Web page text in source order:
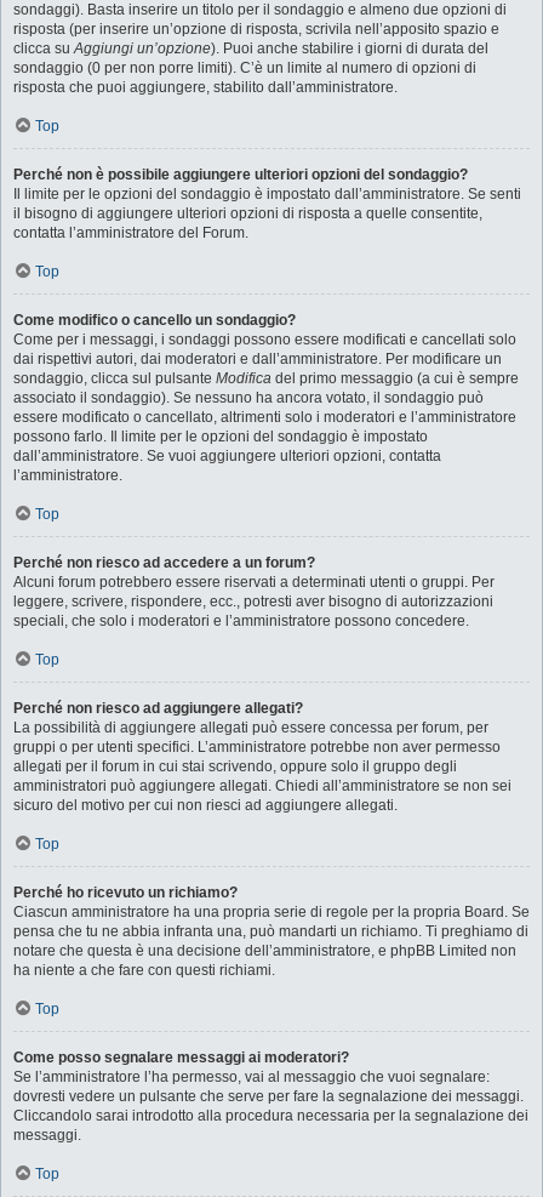
sondaggi). Basta inserire un titolo per il sondaggio e almeno due opzioni di
risposta (per inserire un’opzione di risposta, scrivila nell’apposito spazio e
clicca suAggiungi un’opzione). Puoi anche stabilire i giorni di durata del
sondaggio (0 per non porre limiti). C’è un limite al numero di opzioni di
risposta che puoi aggiungere, stabilito dall’amministratore.
Top
Perché non è possibile aggiungere ulteriori opzioni del sondaggio?
Il limite per le opzioni del sondaggio è impostato dall’amministratore. Se senti
il bisogno di aggiungere ulteriori opzioni di risposta a quelle consentite,
contatta l’amministratore del Forum.
Top
Come modifico o cancello un sondaggio?
Come per i messaggi, i sondaggi possono essere modificati e cancellati solo
dai rispettivi autori, dai moderatori e dall’amministratore. Per modificare un
sondaggio, clicca sul pulsante Modifica del primo messaggio (a cui è sempre
associato il sondaggio). Se nessuno ha ancora votato, il sondaggio può
essere modificato o cancellato, altrimenti solo i moderatori e l’amministratore
possono farlo. Il limite per le opzioni del sondaggio è impostato
dall’amministratore. Se vuoi aggiungere ulteriori opzioni, contatta
l’amministratore.
Top
Perché non riesco ad accedere a un forum?
Alcuni forum potrebbero essere riservati a determinati utenti o gruppi. Per
leggere, scrivere, rispondere, ecc., potresti aver bisogno di autorizzazioni
speciali, che solo i moderatori e l’amministratore possono concedere.
Top
Perché non riesco ad aggiungere allegati?
La possibilità di aggiungere allegati può essere concessa per forum, per
gruppi o per utenti specifici. L’amministratore potrebbe non aver permesso
allegati per il forum in cui stai scrivendo, oppure solo il gruppo degli
amministratori può aggiungere allegati. Chiedi all’amministratore se non sei
sicuro del motivo per cui non riesci ad aggiungere allegati.
Top
Perché ho ricevuto un richiamo?
Ciascun amministratore ha una propria serie di regole per la propria Board. Se
pensa che tu ne abbia infranta una, può mandarti un richiamo. Ti preghiamo di
notare che questa è una decisione dell’amministratore, e phpBB Limited non
ha niente a che fare con questi richiami.
Top
Come posso segnalare messaggi ai moderatori?
Se l’amministratore l’ha permesso, vai al messaggio che vuoi segnalare:
dovresti vedere un pulsante che serve per fare la segnalazione dei messaggi.
Cliccandolo sarai introdotto alla procedura necessaria per la segnalazione dei
messaggi.
Top